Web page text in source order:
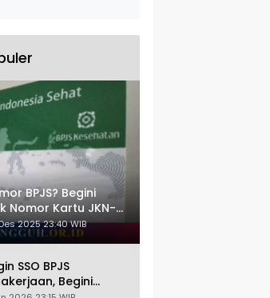
BPJS? Begini
Nomor Kartu JKN-
NIK KTP
2025 23:40 WIB
SSO BPJS
Begini